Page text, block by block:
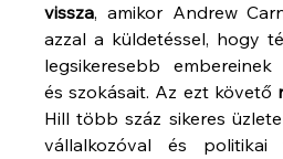
vissza, amikor Andrew
azzal a küldetéssel, hogy
legsikeresebb embereinek
és szokásait. Az ezt követő
Hill több száz sikeres
vállalkozóval és politikai